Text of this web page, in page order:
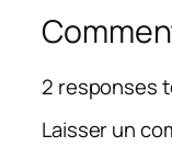
2 responses
Laisser un